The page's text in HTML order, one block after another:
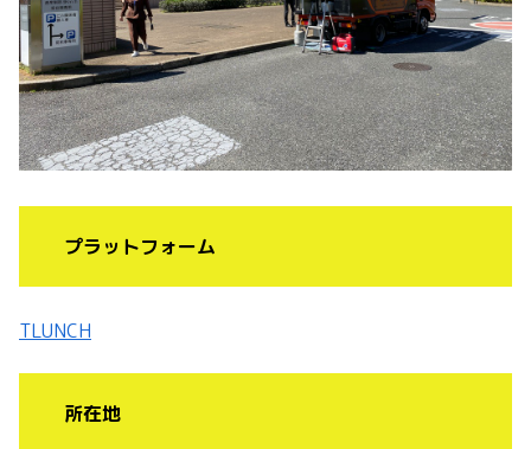
プラットフォーム
TLUNCH
所在地